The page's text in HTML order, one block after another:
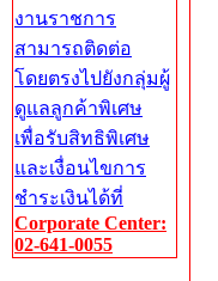
งานราชการ
สามารถติดต่อ
โดยตรงไปยังกลุ่มผู้
ดูแลลูกค้าพิเศษ
เพื่อรับสิทธิพิเศษ
และเงื่อนไขการ
ชำระเงินได้ที่
Corporate Center:
02-641-0055